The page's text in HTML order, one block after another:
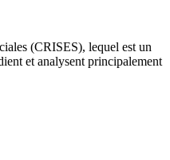
(CRISES), lequel est un
et analysent principalement